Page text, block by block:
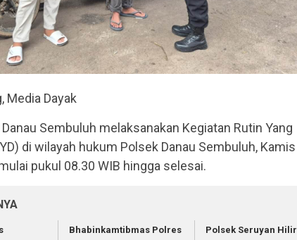
Media Dayak
Sembuluh melaksanakan Kegiatan Rutin Yang
di wilayah hukum Polsek Danau Sembuluh, Kamis
pukul 08.30 WIB hingga selesai.
Bhabinkamtibmas Polres
Polsek Seruyan Hilir